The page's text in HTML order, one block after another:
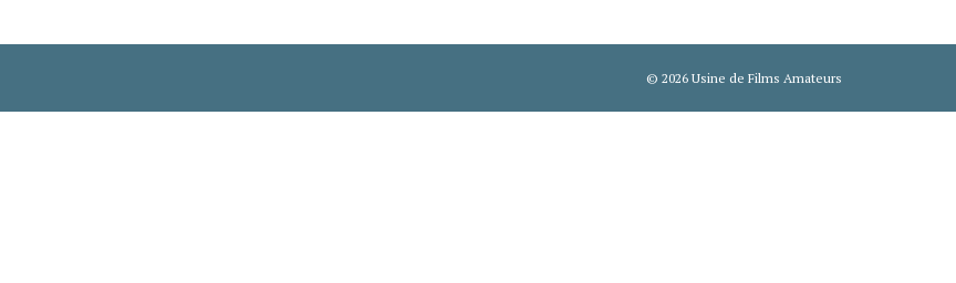
© 2026 Usine de Films Amateurs